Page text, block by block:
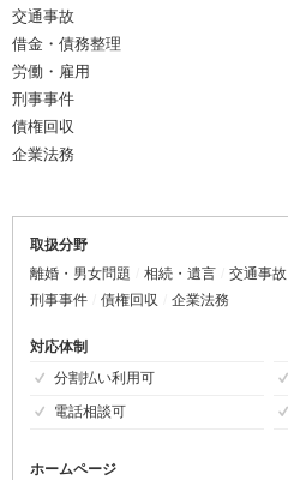
交通事故
借金・債務整理
労働・雇用
刑事事件
債権回収
企業法務
取扱分野
離婚・男女問題
相続・遺言 交通事故
刑事事件
債権回収 企業法務
対応体制
分割払い利用可
電話相談可
ホームページ